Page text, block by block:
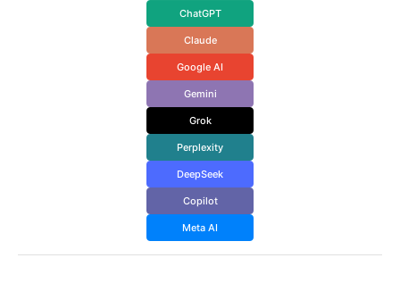
ChatGPT
Claude
Google AI
Gemini
Grok
Perplexity
DeepSeek
Copilot
Meta AI